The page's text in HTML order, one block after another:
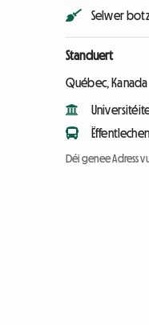
Selwer
Standuert
Québec, Kanada
Déi genee Adress